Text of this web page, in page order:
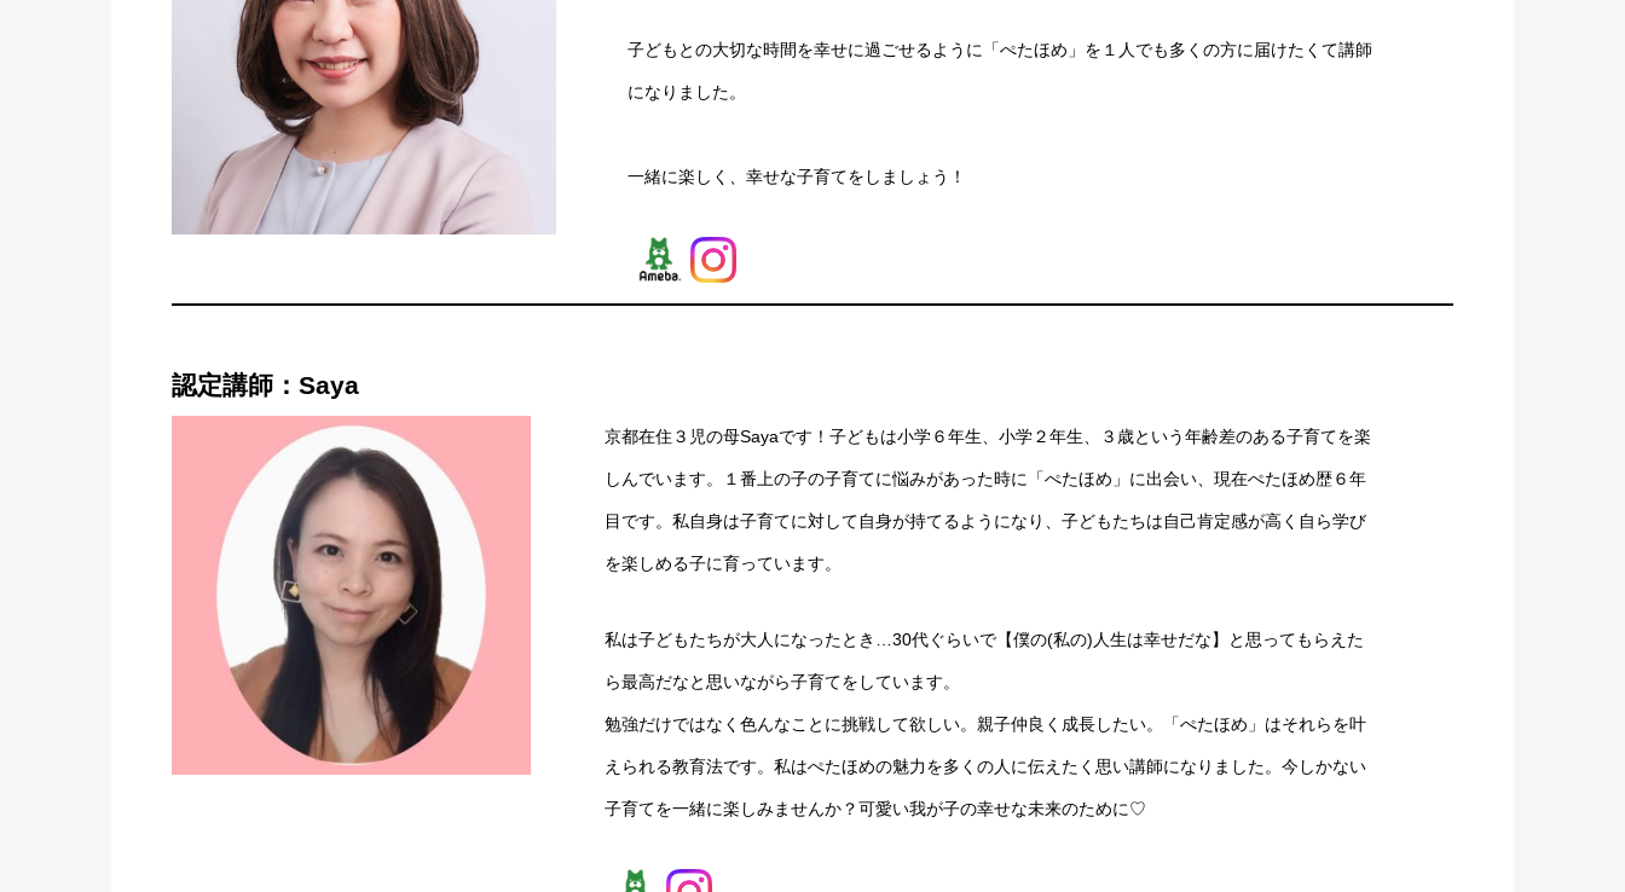
子どもとの大切な時間を幸せに過ごせるように「ぺたほめ」を１人でも多くの方に届けたくて講師
になりました。
一緒に楽しく、幸せな子育てをしましょう！
認定講師：Saya
京都在住３児の母Sayaです！子どもは小学６年生、小学２年生、３歳という年齢差のある子育てを楽
しんでいます。１番上の子の子育てに悩みがあった時に「ぺたほめ」に出会い、現在ぺたほめ歴６年
目です。私自身は子育てに対して自身が持てるようになり、子どもたちは自己肯定感が高く自ら学び
を楽しめる子に育っています。
私は子どもたちが大人になったとき…30代ぐらいで【僕の(私の)人生は幸せだな】と思ってもらえた
ら最高だなと思いながら子育てをしています。
勉強だけではなく色んなことに挑戦して欲しい。親子仲良く成長したい。「ぺたほめ」はそれらを叶
えられる教育法です。私はぺたほめの魅力を多くの人に伝えたく思い講師になりました。今しかない
子育てを一緒に楽しみませんか？可愛い我が子の幸せな未来のために♡